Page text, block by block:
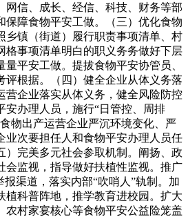
网信、成长、经信、科技、财务等部
保障食物平安工做。（三）优化食物
乡镇（街道）履行职责事项清单、村
格事项清单明白的职义务务做好下层
平安工做。提拔食物平安协管员、
评根据。（四）健全企业从体义务落
营企业落实从体义务，健全风险防控
安办理人员，施行“日管控、周排
物出产运营企业严沉环境变化、严
业次要担任人和食物平安办理人员任
）完美多元社会参取机制。阐扬、政
会监视，指导做好扶植性监视。推广
报渠道，落实内部“吹哨人”轨制。加
植科普阵地，推学教育进校园。扩大
农村家宴核心等食物平安公益险笼盖